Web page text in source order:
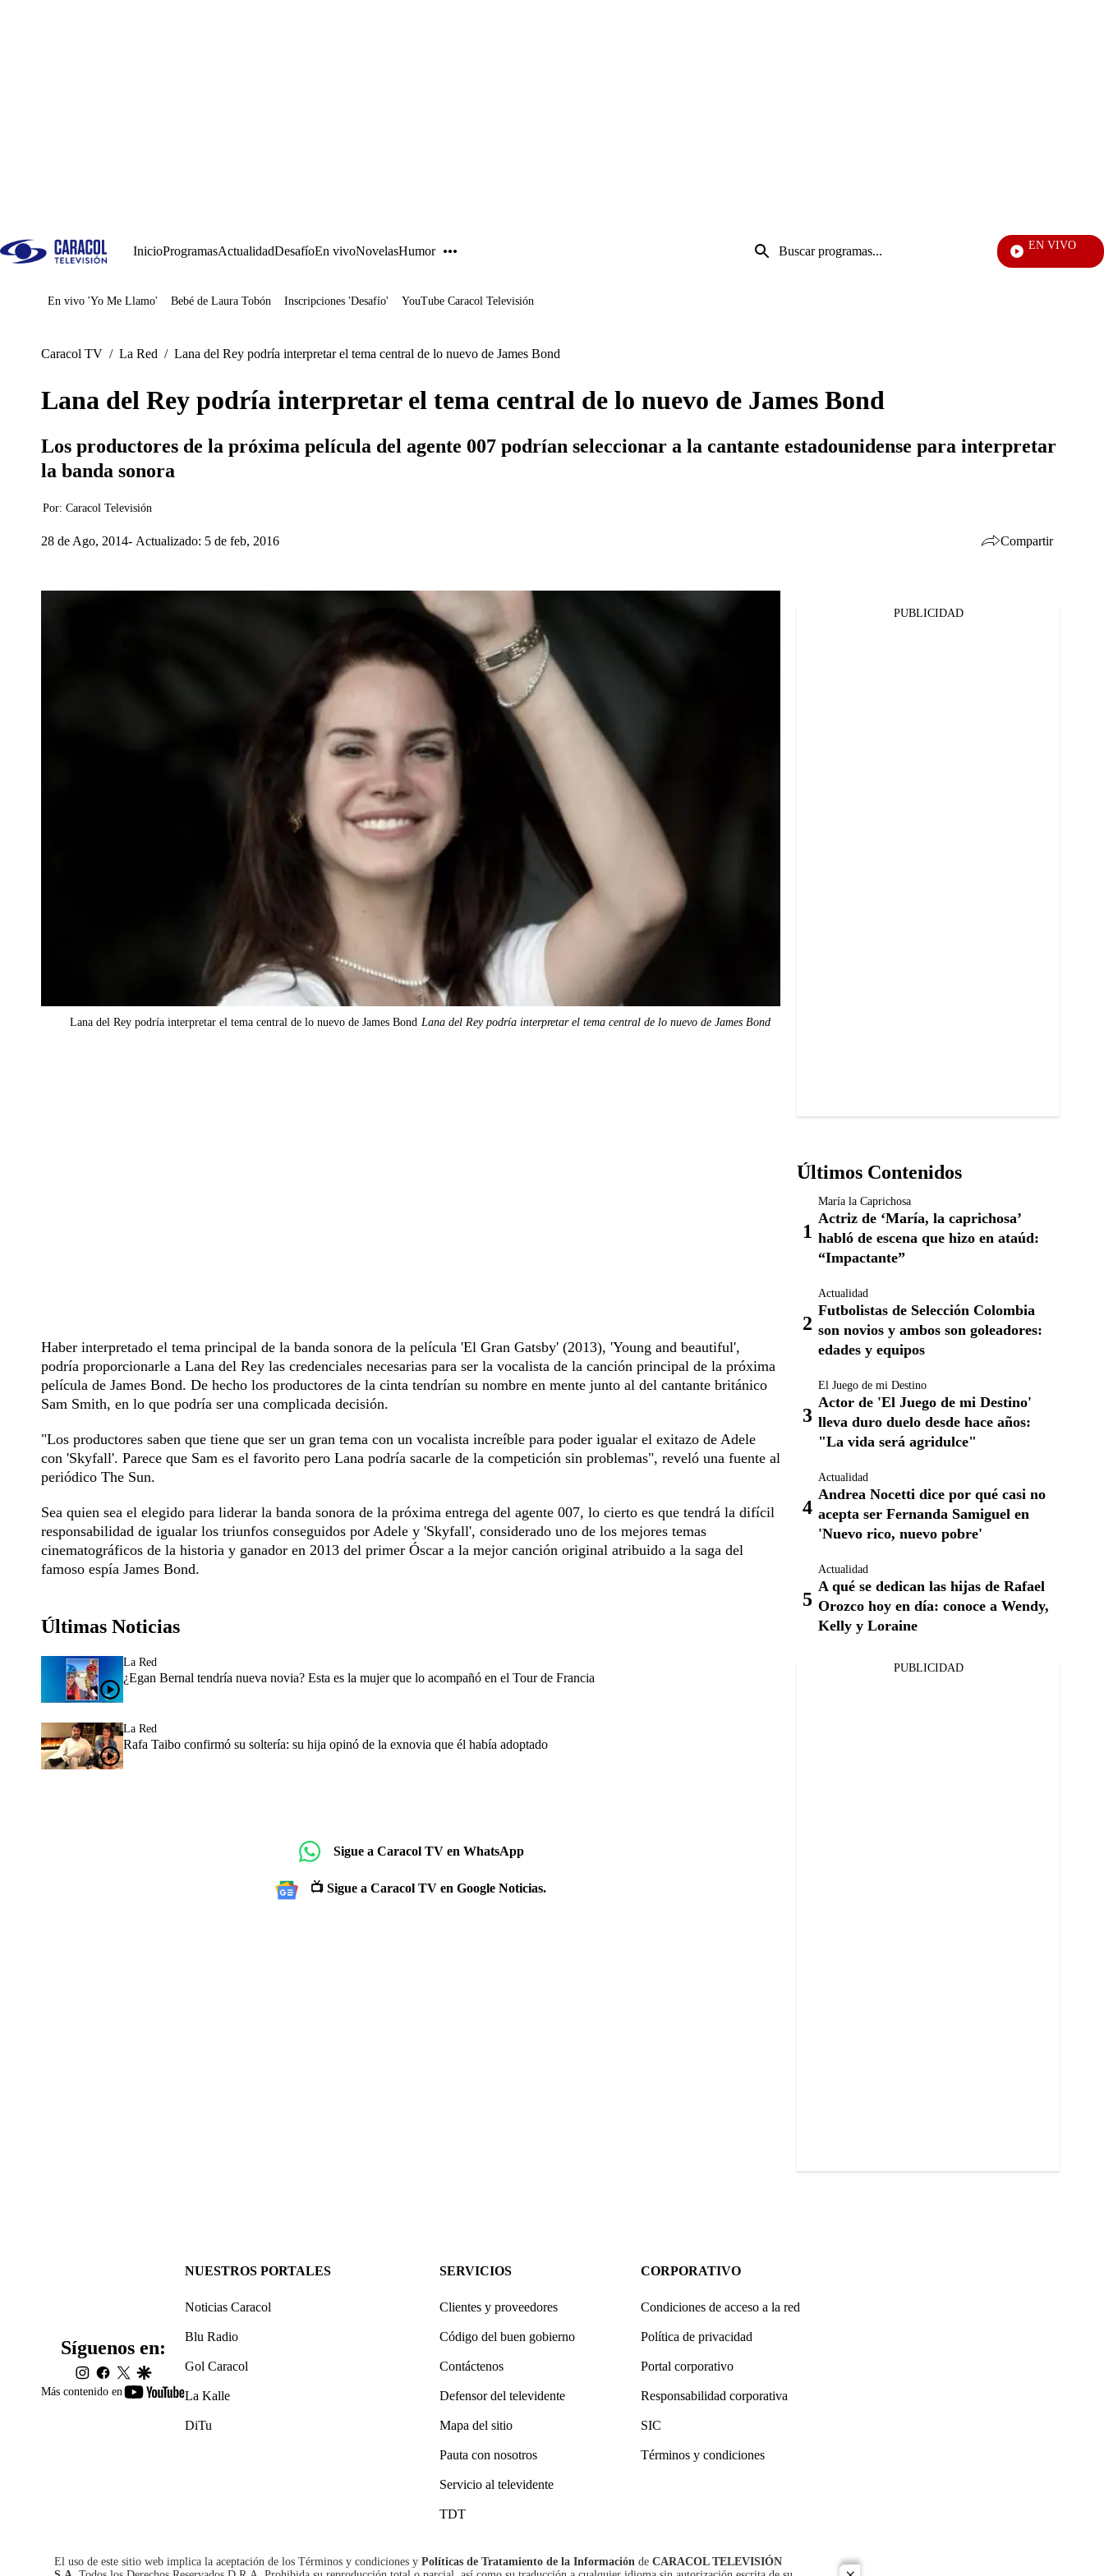
InicioProgramasActualidadDesafíoEn vivoNovelasHumor
Entrada
de
EN VIVO
Juegos
En vivo 'Yo Me Llamo' Bebé de Laura Tobón Inscripciones 'Desafío' YouTube Caracol Televisión
Caracol TV / La Red / Lana del Rey podría interpretar el tema central de lo nuevo de James Bond
Lana del Rey podría interpretar el tema central de lo nuevo de James Bond
Los productores de la próxima película del agente 007 podrían seleccionar a la cantante estadounidense para interpretar
la banda sonora
Por: Caracol Televisión
28 de Ago, 2014 Actualizado: 5 de feb, 2016 Compartir
Lana del Rey podría interpretar el tema central de lo nuevo de James Bond Lana del Rey podría interpretar el tema central de lo nuevo de James Bond
Haber interpretado el tema principal de la banda sonora de la película 'El Gran Gatsby' (2013), 'Young and beautiful',
podría proporcionarle a Lana del Rey las credenciales necesarias para ser la vocalista de la canción principal de la próxima
película de James Bond. De hecho los productores de la cinta tendrían su nombre en mente junto al del cantante británico
Sam Smith, en lo que podría ser una complicada decisión.
"Los productores saben que tiene que ser un gran tema con un vocalista increíble para poder igualar el exitazo de Adele
con 'Skyfall'. Parece que Sam es el favorito pero Lana podría sacarle de la competición sin problemas", reveló una fuente al
periódico The Sun.
Sea quien sea el elegido para liderar la banda sonora de la próxima entrega del agente 007, lo cierto es que tendrá la difícil
responsabilidad de igualar los triunfos conseguidos por Adele y 'Skyfall', considerado uno de los mejores temas
cinematográficos de la historia y ganador en 2013 del primer Óscar a la mejor canción original atribuido a la saga del
famoso espía James Bond.
Últimas Noticias
La Red
¿Egan Bernal tendría nueva novia? Esta es la mujer que lo acompañó en el Tour de Francia
La Red
Rafa Taibo confirmó su soltería: su hija opinó de la exnovia que él había adoptado
Sigue a Caracol TV en WhatsApp
📺 Sigue a Caracol TV en Google Noticias.
PUBLICIDAD
Últimos Contenidos
María la Caprichosa
Actriz de ‘María, la caprichosa’
habló de escena que hizo en ataúd:
“Impactante”
Actualidad
Futbolistas de Selección Colombia
son novios y ambos son goleadores:
edades y equipos
El Juego de mi Destino
Actor de 'El Juego de mi Destino'
lleva duro duelo desde hace años:
"La vida será agridulce"
Actualidad
Andrea Nocetti dice por qué casi no
acepta ser Fernanda Samiguel en
'Nuevo rico, nuevo pobre'
Actualidad
A qué se dedican las hijas de Rafael
Orozco hoy en día: conoce a Wendy,
Kelly y Loraine
PUBLICIDAD
Más contenido en
youtube-
Síguenos en:
instagram
facebook
twittergoogle
NUESTROS PORTALES
Noticias Caracol
Blu Radio
Gol Caracol
La Kalle
DiTu
SERVICIOS
Clientes y proveedores
Código del buen gobierno
Contáctenos
Defensor del televidente
Mapa del sitio
Pauta con nosotros
Servicio al televidente
TDT
CORPORATIVO
Condiciones de acceso a la red
Política de privacidad
Portal corporativo
Responsabilidad corporativa
SIC
Términos y condiciones
El uso de este sitio web implica la aceptación de los Términos y condiciones y Políticas de Tratamiento de la Información de CARACOL TELEVISIÓN